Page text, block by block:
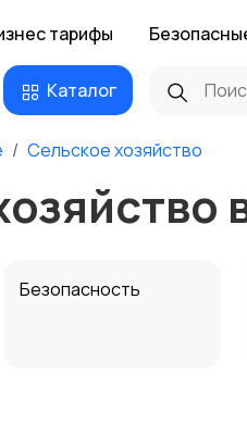
тарифы
Каталог
Сельское хозяйство
Безопасность